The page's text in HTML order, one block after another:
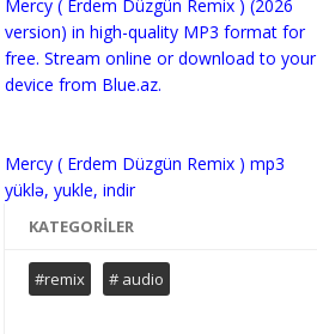
Mercy ( Erdem Düzgün Remix ) (2026
version) in high-quality MP3 format for
free. Stream online or download to your
device from Blue.az.
Mercy ( Erdem Düzgün Remix ) mp3
yüklə, yukle, indir
KATEGORILER
#remix # audio